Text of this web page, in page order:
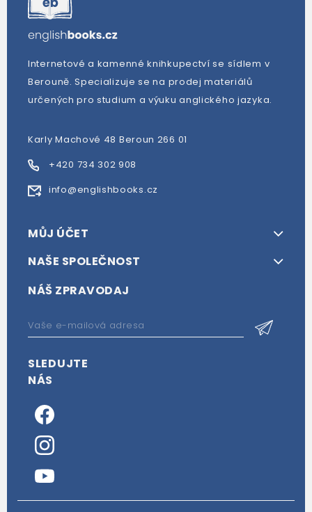
Internetové a kamenné knihkupectví se sídlem v
Berouně. Specializuje se na prodej materiálů
určených pro studium a výuku anglického jazyka.
Karly Machové 48 Beroun 266 01
+420 734 302 908
info@englishbooks.cz
MŮJ ÚČET
NAŠE SPOLEČNOST
NÁŠ ZPRAVODAJ
SLEDUJTE
NÁS